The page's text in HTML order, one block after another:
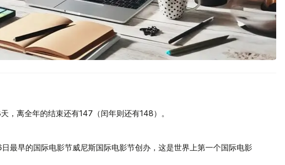
，离全年的结束还有147（闰年则还有148）。
最早的国际电影节威尼斯国际电影节创办，这是世界上第一个国际电影